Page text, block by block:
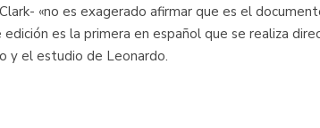
«no es exagerado afirmar que es el
es la primera en español que se realiza
y el estudio de Leonardo.